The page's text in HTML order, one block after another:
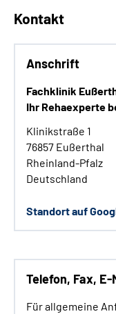
Kontakt
Anschrift
Fachklinik
Ihr Rehaexperte
Klinikstraße 1
76857 Eußerthal
Rheinland-Pfalz
Deutschland
Standort auf
Telefon, Fax, E-
Für allgemeine